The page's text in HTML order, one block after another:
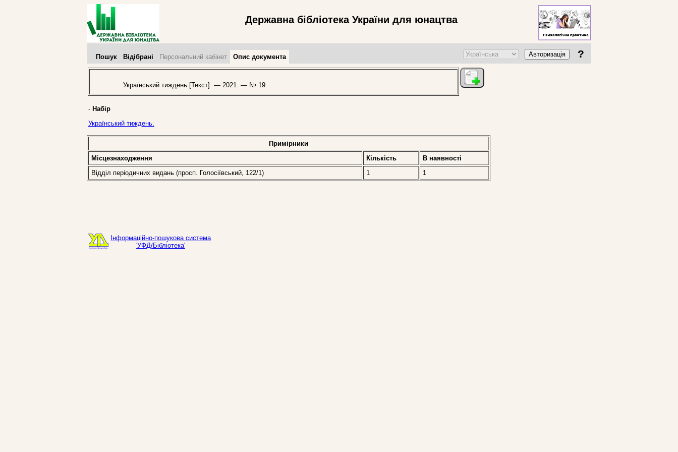
Державна бібліотека України для юнацтва
Пошук Відібрані Персональний кабінет Опис документа Авторизація ?
Український тиждень [Текст]. — 2021. — № 19.
- Набір
Український тиждень.
Примірники
Місцезнаходження
Кількість
В наявностi
Відділ періодичних видань (просп. Голосіївський, 122/1)
1 1
Інформаційно-пошукова система
'УФД/Бібліотека'